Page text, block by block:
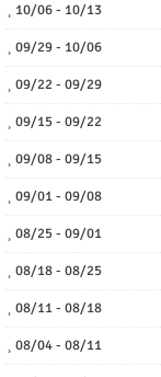
10/06 - 10/13
09/29 - 10/06
09/22 - 09/29
09/15 - 09/22
09/08 - 09/15
09/01 - 09/08
08/25 - 09/01
08/18 - 08/25
08/11 - 08/18
08/04 - 08/11